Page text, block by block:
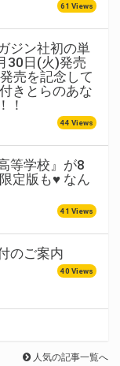
61 Views
ジン社初の単
30日(火)発売
売を記念して
きとらのあな
！
44 Views
等学校』が8
定版も♥ なん
41 Views
のご案内
40 Views
人気の記事一覧へ